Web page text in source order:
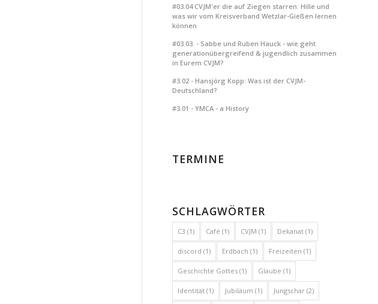
#03.04 CVJM'er die auf Ziegen starren: Hille und
was wir vom Kreisverband Wetzlar-Gießen lernen
können
#03.03. - Sabbe und Ruben Hauck - wie geht
generationübergreifend & jugendlich zusammen
in Eurem CVJM?
#3.02 - Hansjörg Kopp: Was ist der CVJM-
Deutschland?
#3.01 - YMCA - a History
TERMINE
SCHLAGWÖRTER
C3 (1) Café (1) CVJM (1) Dekanat (1)
discord (1) Erdbach (1) Freizeiten (1)
Geschichte Gottes (1) Glaube (1)
Identität (1) Jubiläum (1) Jungschar (2)